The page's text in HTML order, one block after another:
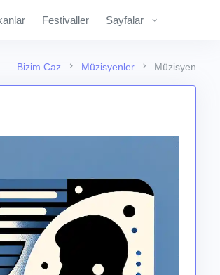
Festivaller Sayfalar
Bizim Caz Müzisyenler Müzisyen